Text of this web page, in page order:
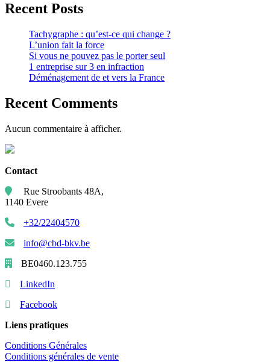
Recent Posts
Tachygraphe : qu’est-ce qui change ?
L’union fait la force
Si vous ne pouvez pas le porter seul
1 entreprise sur 3 en infraction
Déménagement de et vers la France
Recent Comments
Aucun commentaire à afficher.
Contact
Rue Stroobants 48A,
1140 Evere
+32/22404570
info@cbd-bkv.be
BE0460.123.755
LinkedIn
Facebook
Liens pratiques
Conditions Générales
Conditions générales de vente